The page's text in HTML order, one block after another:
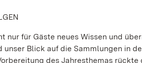
nur für Gäste neues Wissen und
unser Blick auf die Sammlungen in
des Jahresthemas